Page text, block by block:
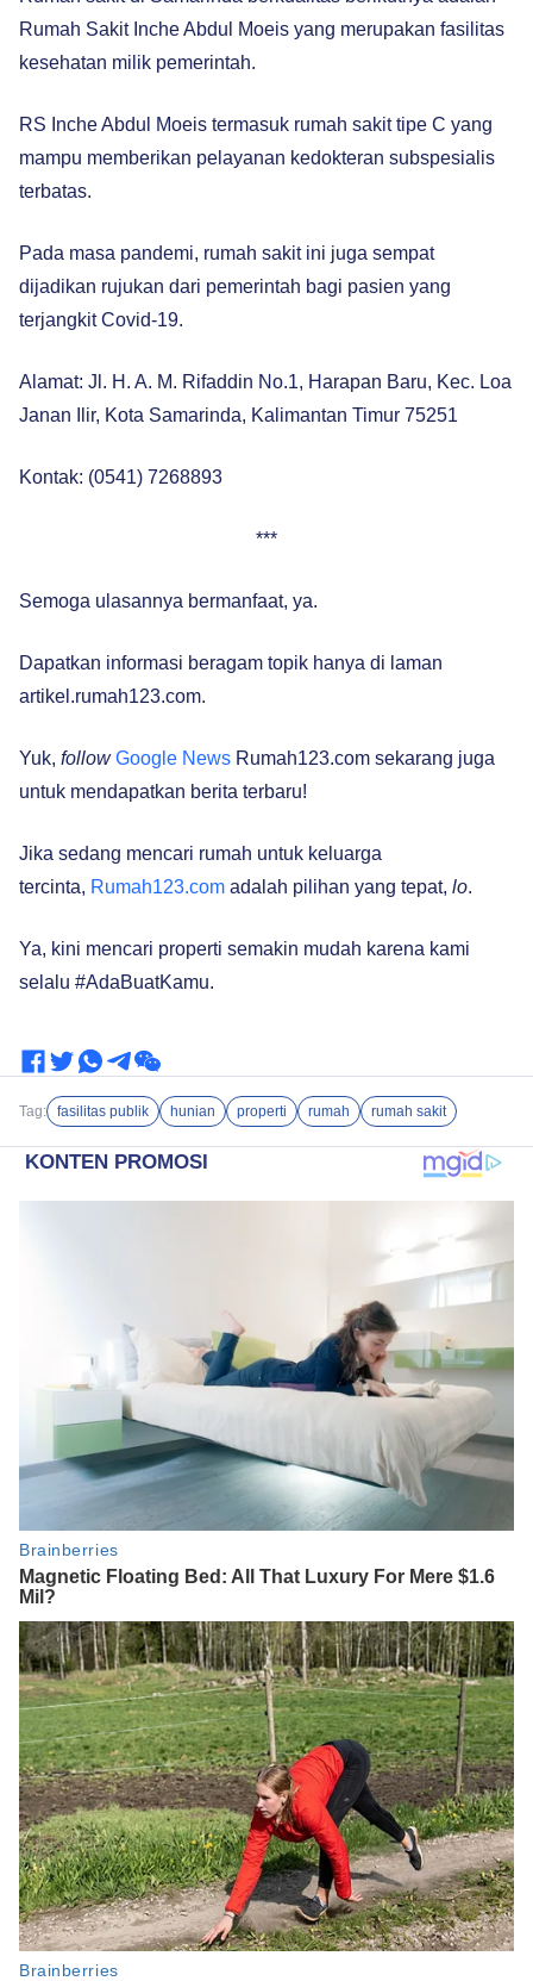
Rumah Sakit Inche Abdul Moeis yang merupakan fasilitas
kesehatan milik pemerintah.
RS Inche Abdul Moeis termasuk rumah sakit tipe C yang
mampu memberikan pelayanan kedokteran subspesialis
terbatas.
Pada masa pandemi, rumah sakit ini juga sempat
dijadikan rujukan dari pemerintah bagi pasien yang
terjangkit Covid-19.
Alamat: Jl. H. A. M. Rifaddin No.1, Harapan Baru, Kec. Loa
Janan Ilir, Kota Samarinda, Kalimantan Timur 75251
Kontak: (0541) 7268893
***
Semoga ulasannya bermanfaat, ya.
Dapatkan informasi beragam topik hanya di laman
artikel.rumah123.com.
Yuk, follow Google News Rumah123.com sekarang juga
untuk mendapatkan berita terbaru!
Jika sedang mencari rumah untuk keluarga
tercinta, Rumah123.com adalah pilihan yang tepat, lo.
Ya, kini mencari properti semakin mudah karena kami
selalu #AdaBuatKamu.
Tag: fasilitas publik hunian properti rumah rumah sakit